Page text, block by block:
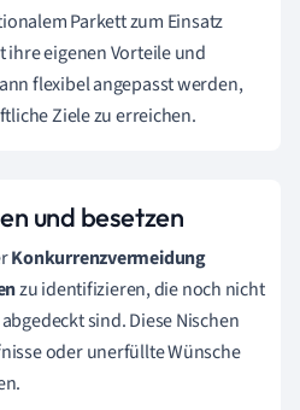
Parkett zum Einsatz
ihre eigenen Vorteile und
flexibel angepasst werden,
Ziele zu erreichen.
und besetzen
Konkurrenzvermeidung
zu identifizieren, die noch nicht
sind. Diese Nischen
oder unerfüllte Wünsche